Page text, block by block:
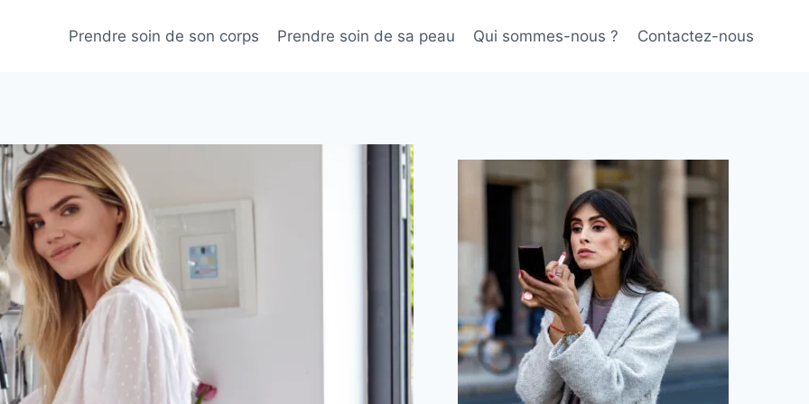
Prendre soin de son corps Prendre soin de sa peau Qui sommes-nous ? Contactez-nous